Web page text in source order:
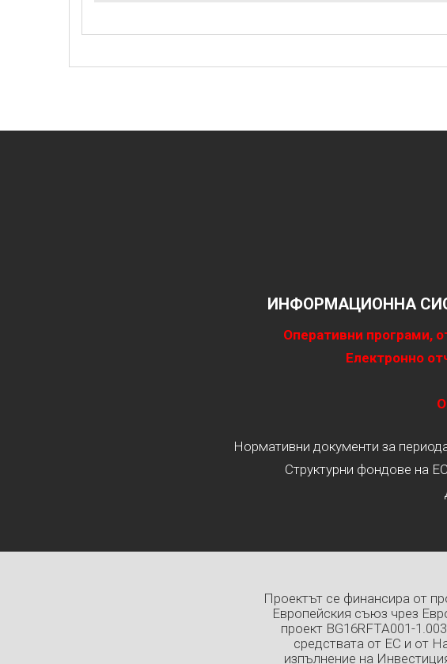
ИНФОРМАЦИОННА
Оперативни програми,
Електронно
Нормативни документи за
Структурни фондове на
Проектът се финансира от
Европейския съюз чрез
проект BG16RFTA001-
средствата от ЕС и от
изпълнение на